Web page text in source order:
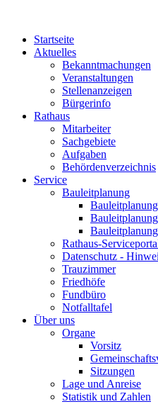
Startseite
Aktuelles
Bekanntmachungen
Veranstaltungen
Stellenanzeigen
Bürgerinfo
Rathaus
Mitarbeiter
Sachgebiete
Aufgaben
Behördenverzeichnis
Service
Bauleitplanung
Rathaus-
Datenschutz -
Trauzimmer
Friedhöfe
Fundbüro
Notfalltafel
Über uns
Organe
Vorsitz
Sitzungen
Lage und Anreise
Statistik und Zahlen